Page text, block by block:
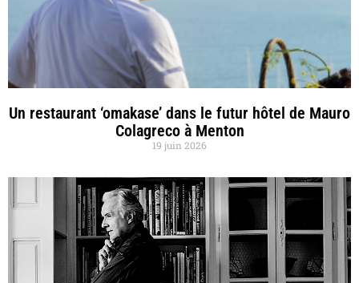
Un restaurant ‘omakase’ dans le futur hôtel de Mauro
Colagreco à Menton
19 juin 2026